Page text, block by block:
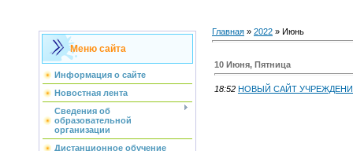
Меню сайта
Информация о сайте
Новостная лента
Сведения об
образовательной
организации
Дистанционное обучение
Главная » 2022 » Июнь
10 Июня, Пятница
18:52 НОВЫЙ САЙТ